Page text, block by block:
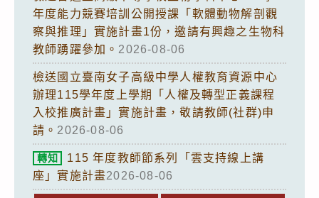
年度能力競賽培訓公開授課「軟體動物解剖觀
察與推理」實施計畫1份，邀請有興趣之生物科
教師踴躍參加。 2026-08-06
檢送國立臺南女子高級中學人權教育資源中心
辦理115學年度上學期「人權及轉型正義課程
入校推廣計畫」實施計畫，敬請教師(社群)申
請。 2026-08-06
轉知
115 年度教師節系列「雲支持線上講
座」實施計畫2026-08-06